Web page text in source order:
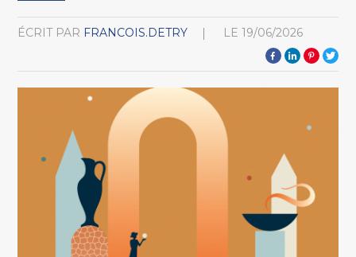
ÉCRIT PAR FRANCOIS.DETRY LE 19/06/2026